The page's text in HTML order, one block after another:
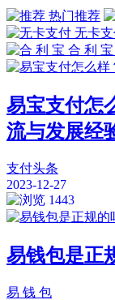
热门推荐
无卡
合 利 宝
易宝支付怎
流与发展经
支付头条
2023-12-27
1443
易钱包是正
易 钱 包